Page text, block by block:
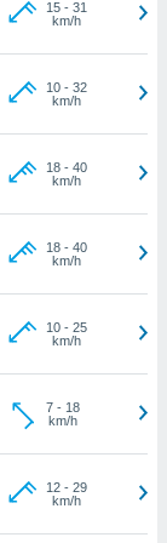
15- 31
km/h
10- 32
km/h
18- 40
km/h
18- 40
km/h
10- 25
km/h
7- 18
km/h
12- 29
km/h